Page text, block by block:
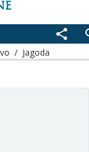
share
/ Jagoda